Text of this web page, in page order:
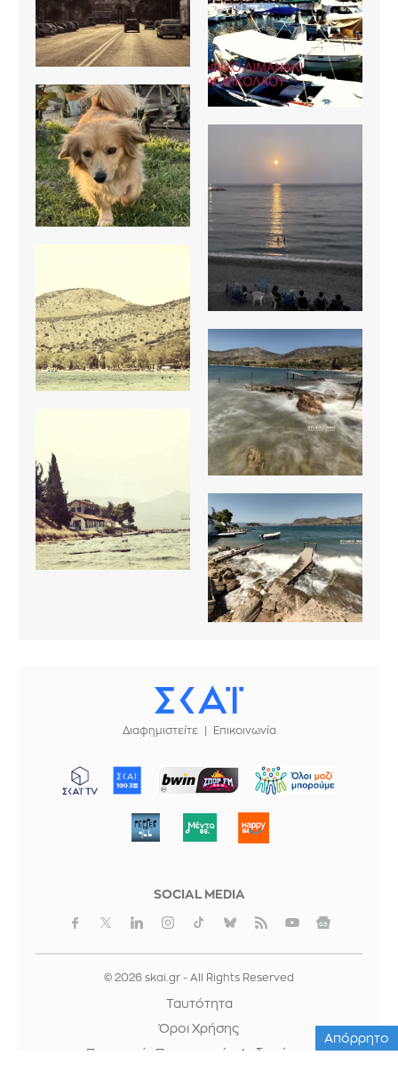
Διαφημιστείτε Επικοινωνία
ΜΠΟΡΟΥΜΕ
SOCIAL MEDIA
© 2026 skai.gr - All Rights Reserved
Ταυτότητα
Όροι Χρήσης
Προστασία Προσωπικών Δεδομένων
Απόρρητο